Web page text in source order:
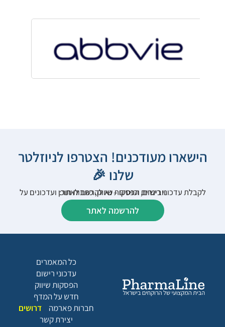
הישארו מעודכנים! הצטרפו לניוזלטר
שלנו 🎉
לקבלת עדכוני רישום, הפסקות שיווק, כתבות תוכן ועדכונים על וובינרים וכנסים – נא להרשם לאתר:
להרשמה לאתר
כל המאמרים
עדכוני רישום
הפסקות שיווק
חדש על המדף
חברות פארמה
דרושים
יצירת קשר